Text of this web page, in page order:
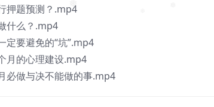
❅
押题预测？.mp4
什么？.mp4
定要避免的“坑”.mp4
月的心理建设.mp4
必做与决不能做的事.mp4